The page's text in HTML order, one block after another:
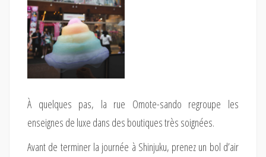
À quelques pas, la rue Omote-sando regroupe les
enseignes de luxe dans des boutiques très soignées.
Avant de terminer la journée à Shinjuku, prenez un bol d’air